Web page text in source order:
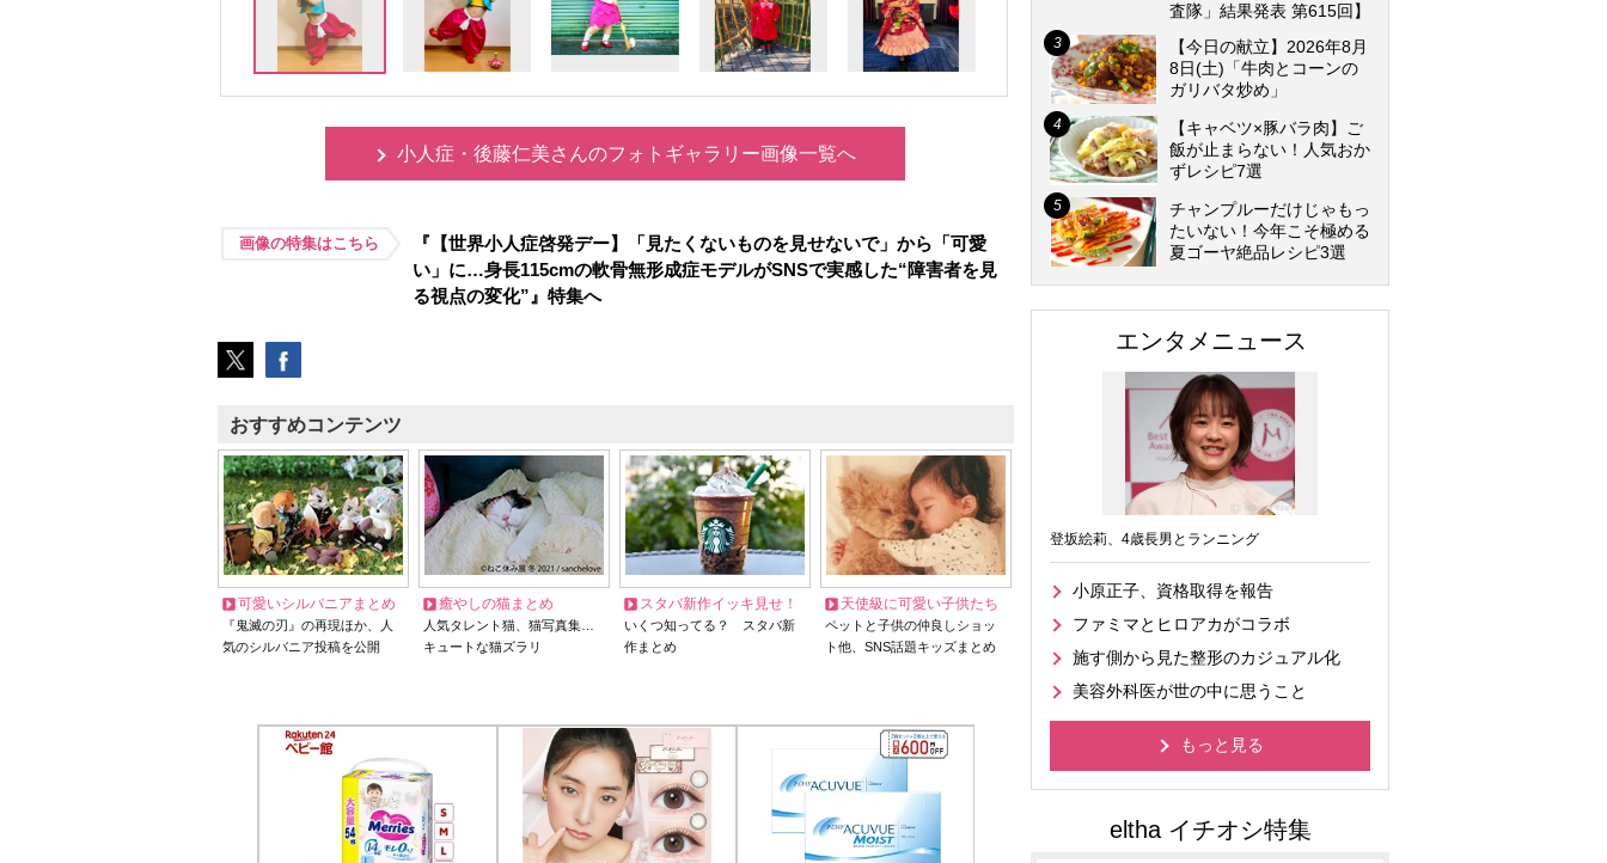
小人症・後藤仁美さんのフォトギャラリー画像一覧へ
画像の特集はこちら
『【世界小人症啓発デー】「見たくないものを見せないで」から「可愛
い」に…身長115cmの軟骨無形成症モデルがSNSで実感した“障害者を見
る視点の変化”』特集へ
おすすめコンテンツ
可愛いシルバニアまとめ
『鬼滅の刃』の再現ほか、人
気のシルバニア投稿を公開
癒やしの猫まとめ
人気タレント猫、猫写真集…
キュートな猫ズラリ
スタバ新作イッキ見せ！
いくつ知ってる？ スタバ新
作まとめ
天使級に可愛い子供たち
ペットと子供の仲良しショッ
ト他、SNS話題キッズまとめ
査隊」結果発表 第615回】
【今日の献立】2026年8月
8日(土)「牛肉とコーンの
ガリバタ炒め」
【キャベツ×豚バラ肉】ご
飯が止まらない！人気おか
ずレシピ7選
チャンプルーだけじゃもっ
たいない！今年こそ極める
夏ゴーヤ絶品レシピ3選
エンタメニュース
登坂絵莉、4歳長男とランニング
小原正子、資格取得を報告
ファミマとヒロアカがコラボ
施す側から見た整形のカジュアル化
美容外科医が世の中に思うこと
もっと見る